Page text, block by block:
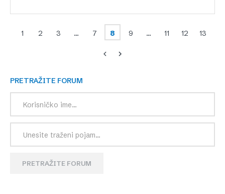
1 2 3 … 7 8 9 … 11 12 13
PRETRAŽITE FORUM
PRETRAŽITE FORUM